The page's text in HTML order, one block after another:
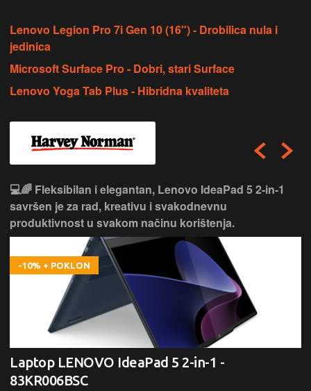
Lenovo Legion Pro 7i Gen 10 (16") - Drobilica nula i
jedinica
Microsoft Surface Pro - Dobri, stari Surface
Lenovo Yoga Tab Plus - Hibridna kvaliteta
💻🌈 Fleksibilan i elegantan, Lenovo IdeaPad 5 2‑in‑1
savršen je za rad, kreativu i svakodnevnu
produktivnost u svakom načinu korištenja.
-10% + POKLON
Laptop LENOVO IdeaPad 5 2-in-1 -
83KR006BSC